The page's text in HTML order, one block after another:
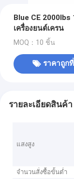
Blue CE
เครื่องยนต์เครน
MOQ：10 ชิ้น
ราคาถูก
รายละเอียดสินค้า
แสงสูง
จำนวนสั่งซื้อขั้นต่ำ